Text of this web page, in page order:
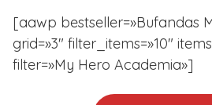
[aawp bestseller=»Bufandas
grid=»3″ filter_items=»10″
filter=»My Hero Academia»]